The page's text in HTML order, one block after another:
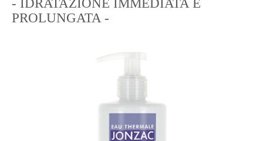
- IDRATAZIONE IMMEDIATA E
PROLUNGATA -